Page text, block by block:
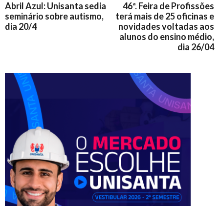
Abril Azul: Unisanta sedia
seminário sobre autismo,
dia 20/4
46ª. Feira de Profissões
terá mais de 25 oficinas e
novidades voltadas aos
alunos do ensino médio,
dia 26/04